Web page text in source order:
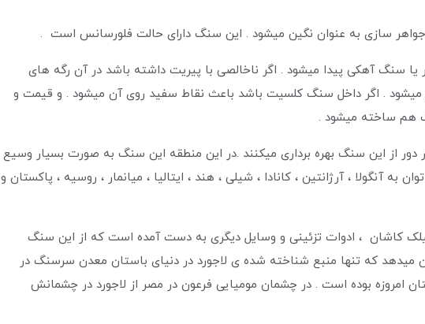
سازی به عنوان نگین میشود . این سنگ دارای حالت فلورسانس است .
سنگ آهکی پیدا میشود . اگر ناخالصی با پیریت داشته باشد در آن رگه های
. اگر داخل سنگ کلسیت باشد باعث نقاط سفید روی آن میشود . و قیمت و
هم ساخته میشود .
دور از این سنگ بهره برداری میکنند .در این منطقه این سنگ به صورت بسیار وسیع
آنگولا ، آرژانتین ، کانادا ، شیلی ، هند ، ایتالیا ، میانمار ، روسیه ، پاکستان و
کاشان ، ادوات تزئینی و وسایل دیگری به دست آمده است که از این سنگ
میدهد که تنها منبع شناخته شده ی لاجورد در دنیای باستان معدن سرسنگ در
امروزه بوده است . در چشمان مومیایی فرعون در مصر از لاجورد در چشمانش